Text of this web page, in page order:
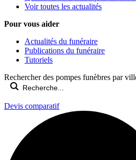
Voir toutes les actualités
Pour vous aider
Actualités du funéraire
Publications du funéraire
Tutoriels
Rechercher des pompes funèbres par
Devis comparatif